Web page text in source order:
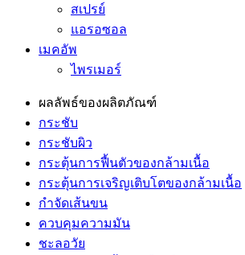
สเปรย์
แอรอซอล
เมคอัพ
ไพรเมอร์
ผลลัพธ์ของผลิตภัณฑ์
กระชับ
กระชับผิว
กระตุ้นการฟื้นตัวของกล้ามเนื้อ
กระตุ้นการเจริญเติบโตของกล้ามเนื้อ
กำจัดเส้นขน
ควบคุมความมัน
ชะลอวัย